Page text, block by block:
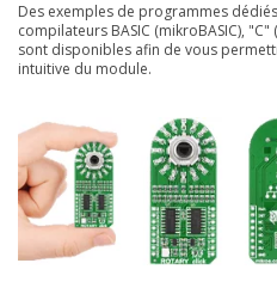
Des exemples de programmes dédiés
compilateurs BASIC (mikroBASIC),
sont disponibles afin de vous
intuitive du module.